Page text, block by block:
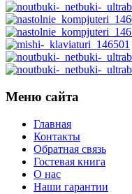
Rapoo
Razer
Revoltec
Rim2000
Roccat
Samsung
Меню сайта
Главная
Контакты
Обратная связь
Гостевая книга
О нас
Наши гарантии